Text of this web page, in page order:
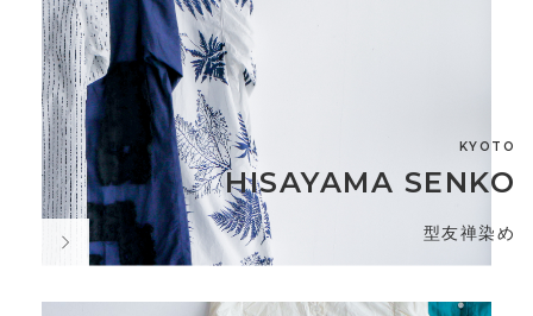
KYOTO
HISAYAMA SENKO
型友禅染め